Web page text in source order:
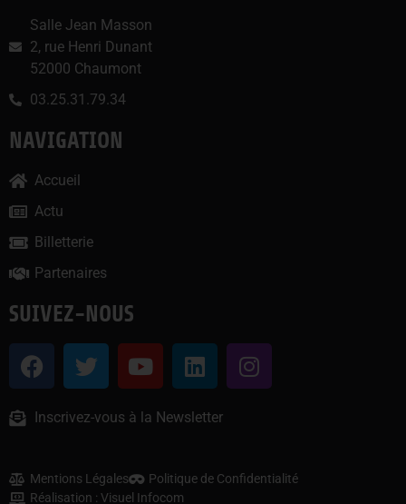
Salle Jean Masson
2, rue Henri Dunant
52000 Chaumont
03.25.31.79.34
NAVIGATION
Accueil
Actu
Billetterie
Partenaires
SUIVEZ-NOUS
Inscrivez-vous à la Newsletter
Mentions Légales
Politique de Confidentialité
Réalisation : Visuel Infocom